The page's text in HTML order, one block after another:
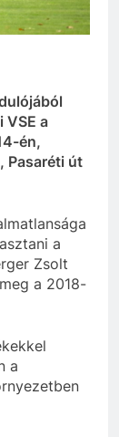
VSE a
én,
Pasaréti út
a
Zsolt
a 2018-
a